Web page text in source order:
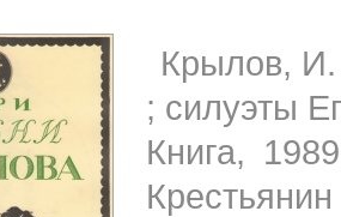
Крылов,
; силуэты
Книга,